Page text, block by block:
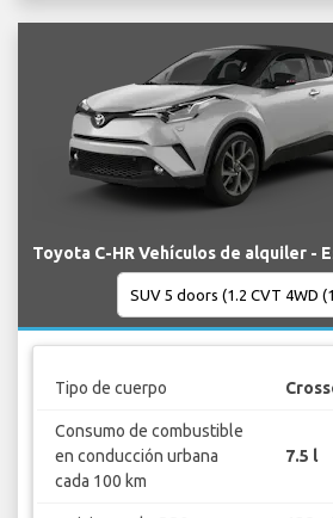
Toyota C-HR Vehículos de alquiler -
Tipo de cuerpo
Consumo de combustible
en conducción urbana
cada 100 km
7.5 l